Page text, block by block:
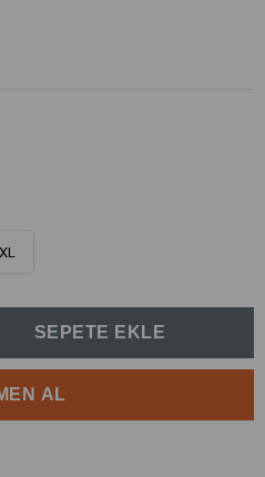
XL